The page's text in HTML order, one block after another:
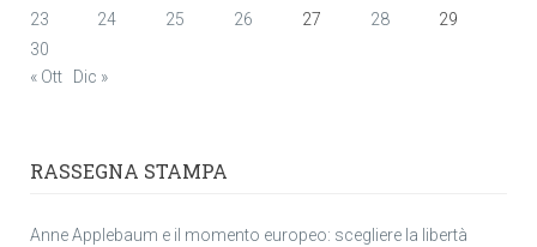
23
24 25 26 27 28
29
30
« Ott
Dic »
RASSEGNA STAMPA
Anne Applebaum e il momento europeo: scegliere la libertà